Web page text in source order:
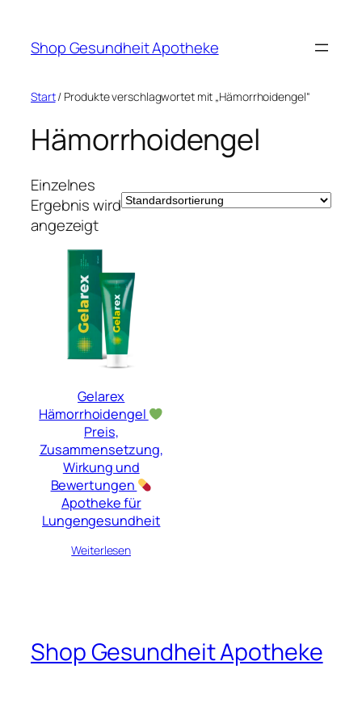
springen
Shop Gesundheit Apotheke
Start/ Produkte verschlagwortet mit „Hämorrhoidengel“
Hämorrhoidengel
Einzelnes
Ergebnis wird
angezeigt
Gelarex
Hämorrhoidengel
Preis,
Zusammensetzung,
Wirkung und
Bewertungen
Apotheke für
Lungengesundheit
Weiterlesen
Shop Gesundheit Apotheke